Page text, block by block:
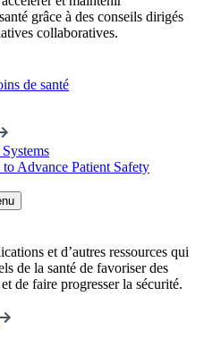
grâce à des conseils dirigés
collaboratives.
de santé
Advance Patient Safety
et d’autres ressources qui
de la santé de favoriser des
de faire progresser la sécurité.